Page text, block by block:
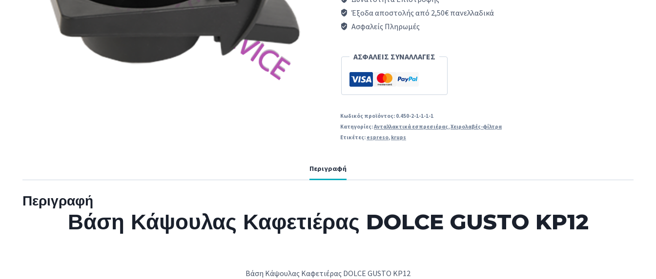
DOLCE
GUSTO
original
Έξοδα αποστολής από 2,50€ πανελλαδικά
Ασφαλείς Πληρωμές
ΑΣΦΑΛΕΙΣ ΣΥΝΑΛΛΑΓΕΣ
Κωδικός προϊόντος: 0.450-2-1-1-1-1
Κατηγορίες:Ανταλλακτικά εσπρεσιέρας,Χειρολαβές-φίλτρα
Ετικέτες: espreso, krups
Περιγραφή
Περιγραφή
Βάση Κάψουλας Καφετιέρας DOLCE GUSTO KP12
Βάση Κάψουλας Καφετιέρας DOLCE GUSTO KP12